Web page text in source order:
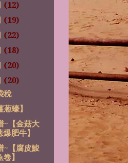
(12)
(19)
(22)
(18)
(20)
(20)
稅
葱蠔】
~【金菇大
爆肥牛】
~【腐皮鮻
卷】